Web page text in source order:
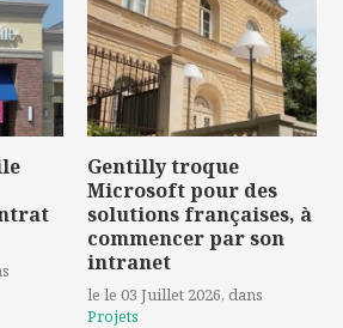
Gentilly troque
Microsoft pour des
solutions françaises, à
commencer par son
intranet
le le 03 Juillet 2026, dans
Projets